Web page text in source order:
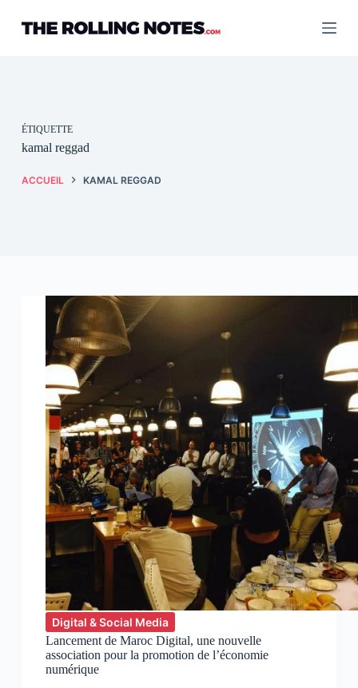
contenu
ÉTIQUETTE
kamal reggad
ACCUEIL KAMAL REGGAD
Digital & Social Media
Lancement de Maroc Digital, une nouvelle
association pour la promotion de l’économie
numérique